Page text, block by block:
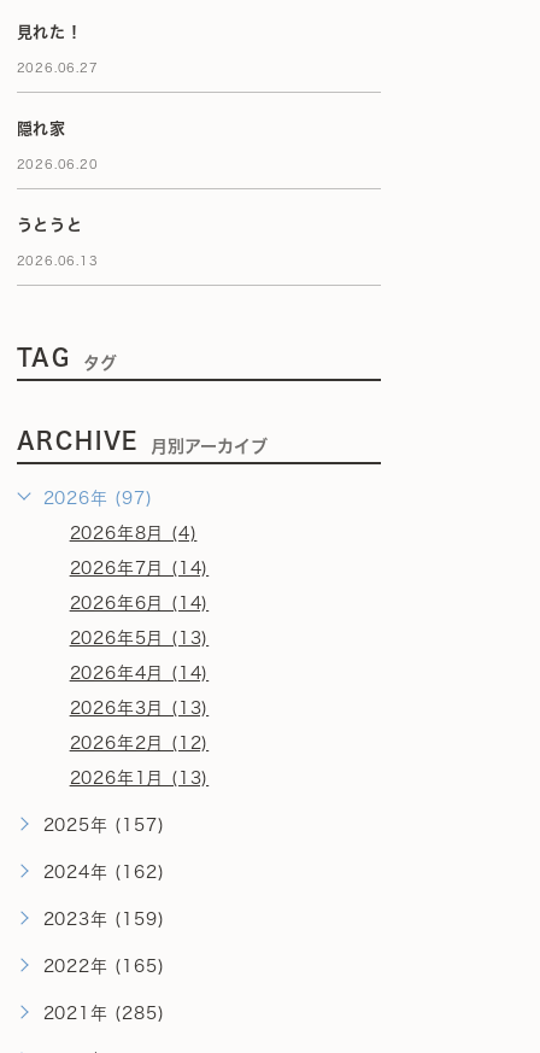
見れた！
2026.06.27
隠れ家
2026.06.20
うとうと
2026.06.13
TAG タグ
ARCHIVE 月別アーカイブ
2026年 (97)
2026年8月 (4)
2026年7月 (14)
2026年6月 (14)
2026年5月 (13)
2026年4月 (14)
2026年3月 (13)
2026年2月 (12)
2026年1月 (13)
2025年 (157)
2024年 (162)
2023年 (159)
2022年 (165)
2021年 (285)